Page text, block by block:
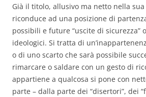
Già il titolo, allusivo ma netto nella
riconduce ad una posizione di
possibili e future “uscite di sicurezza” o
ideologici. Si tratta di
o di uno scarto che sarà possibile
rimarcare o saldare con un gesto di
appartiene a qualcosa si pone con
parte – dalla parte dei “disertori”, dei